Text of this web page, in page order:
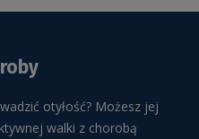
otyłość? Możesz jej
walki z chorobą